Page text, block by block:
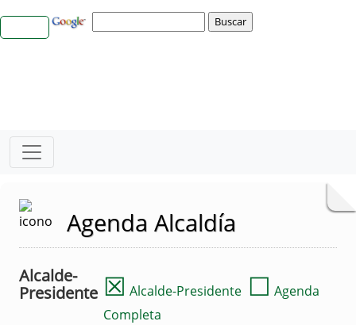
Agenda Alcaldía
Alcalde-
Presidente ☒ Alcalde-Presidente ☐ Agenda
Completa